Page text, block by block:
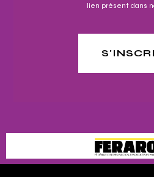
lien présent dans